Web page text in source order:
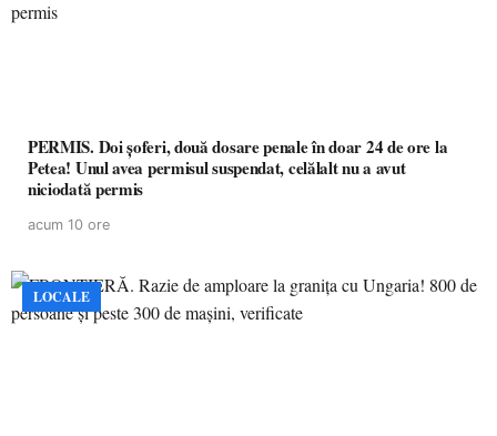
PERMIS. Doi șoferi, două dosare penale în doar 24 de ore la
Petea! Unul avea permisul suspendat, celălalt nu a avut
niciodată permis
acum 10 ore
LOCALE